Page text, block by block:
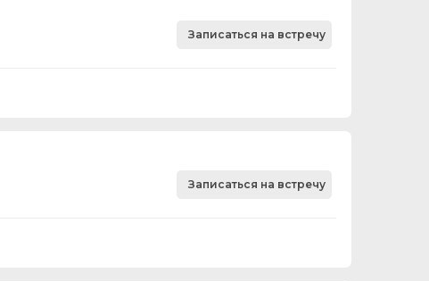
Записаться на встречу
Записаться на встречу